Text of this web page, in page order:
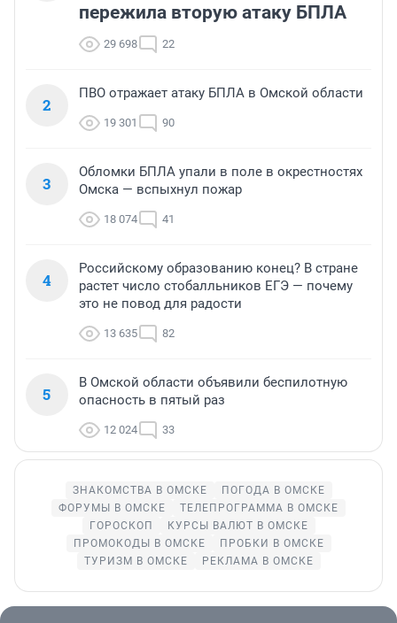
пережила вторую атаку БПЛА
29 698 22
2
ПВО отражает атаку БПЛА в Омской области
19 301 90
3
Обломки БПЛА упали в поле в окрестностях
Омска — вспыхнул пожар
18 074 41
4
Российскому образованию конец? В стране
растет число стобалльников ЕГЭ — почему
это не повод для радости
13 635 82
5
В Омской области объявили беспилотную
опасность в пятый раз
12 024 33
ЗНАКОМСТВА В ОМСКЕ
ПОГОДА В ОМСКЕ
ФОРУМЫ В ОМСКЕ
ТЕЛЕПРОГРАММА В ОМСКЕ
ГОРОСКОП
КУРСЫ ВАЛЮТ В ОМСКЕ
ПРОМОКОДЫ В ОМСКЕ
ПРОБКИ В ОМСКЕ
ТУРИЗМ В ОМСКЕ
РЕКЛАМА В ОМСКЕ